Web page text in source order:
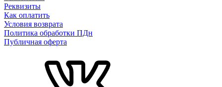
Реквизиты
Как оплатить
Условия возврата
Политика обработки ПДн
Публичная оферта